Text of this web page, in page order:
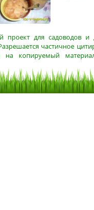
для садоводов и
частичное
на копируемый